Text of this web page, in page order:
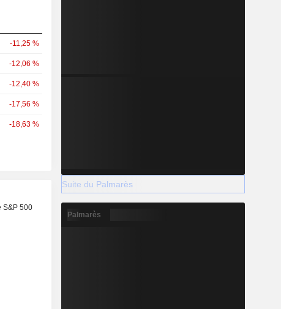
-11,25 %
-12,06 %
-12,40 %
-17,56 %
-18,63 %
S&P 500
Suite du Palmarès
Palmarès